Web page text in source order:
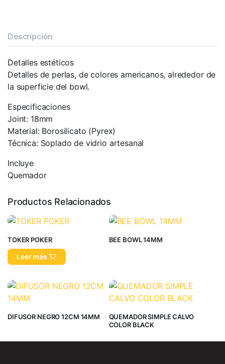
Descripción
Detalles estéticos
Detalles de perlas, de colores americanos, alrededor de
la superficie del bowl.
Especificaciones
Joint: 18mm
Material: Borosilicato (Pyrex)
Técnica: Soplado de vidrio artesanal
Incluye
Quemador
Productos Relacionados
TOKER POKER
Leer más
BEE BOWL 14MM
DIFUSOR NEGRO 12CM 14MM
QUEMADOR SIMPLE CALVO
COLOR BLACK